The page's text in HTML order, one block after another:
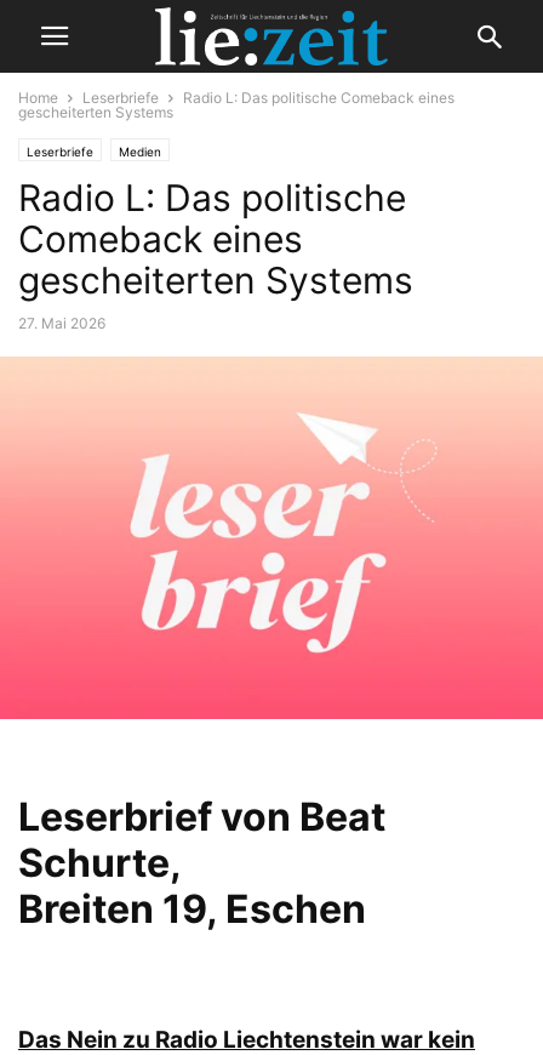
Home Leserbriefe
Radio L: Das politische Comeback eines
gescheiterten Systems
Leserbriefe Medien
Radio L: Das politische
Comeback eines
gescheiterten Systems
27. Mai 2026
Leserbrief von Beat
Schurte,
Breiten 19, Eschen
Das Nein zu Radio Liechtenstein war kein